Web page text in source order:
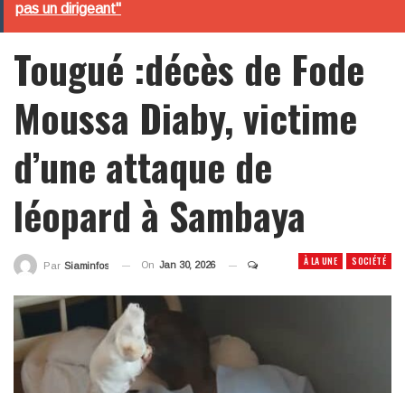
pas un dirigeant"
Tougué :décès de Fode
Moussa Diaby, victime
d’une attaque de
léopard à Sambaya
À LA UNE SOCIÉTÉ
Par Siaminfos On Jan 30, 2026